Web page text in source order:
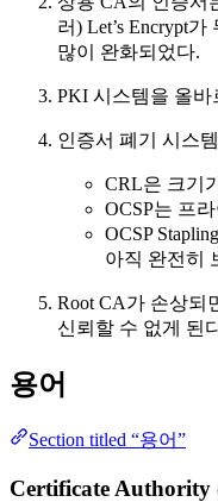
러) Let’s Encrypt
많이 완화되었다.
PKI 시스템을 올
인증서 폐기 시스
CRL은 크기
OCSP는 프
OCSP
아직 완전히
Root CA가 손상되
신뢰할 수 없게 된
용어
Section titled “용어”
Certificate Authority